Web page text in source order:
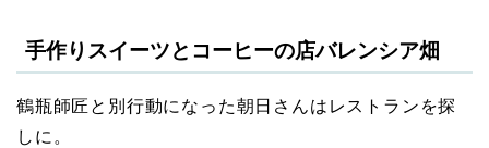
手作りスイーツとコーヒーの店バレンシア畑
鶴瓶師匠と別行動になった朝日さんはレストランを探
しに。